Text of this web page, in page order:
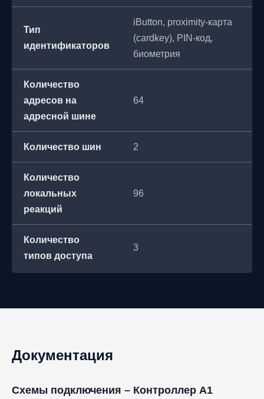
Тип
идентификаторов
iButton, proximity-карта
(cardkey), PIN-код,
биометрия
Количество
адресов на
адресной шине
64
Количество шин 2
Количество
локальных
реакций
96
Количество
типов доступа
3
Документация
Схемы подключения – Контроллер A1